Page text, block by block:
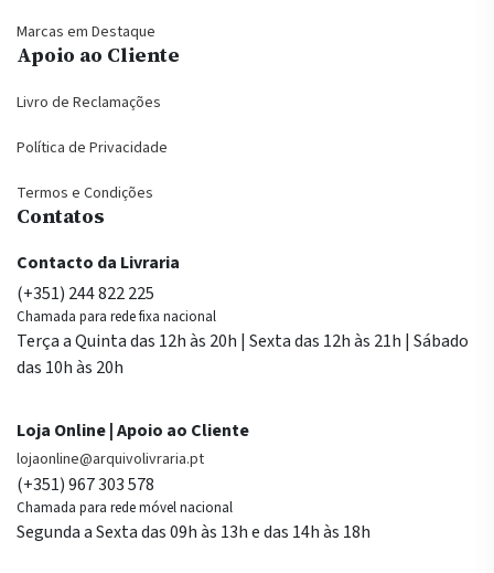
Marcas em Destaque
Apoio ao Cliente
Livro de Reclamações
Política de Privacidade
Termos e Condições
Contatos
Contacto da Livraria
(+351) 244 822 225
Chamada para rede fixa nacional
Terça a Quinta das 12h às 20h | Sexta das 12h às 21h | Sábado
das 10h às 20h
Loja Online | Apoio ao Cliente
lojaonline@arquivolivraria.pt
(+351) 967 303 578
Chamada para rede móvel nacional
Segunda a Sexta das 09h às 13h e das 14h às 18h